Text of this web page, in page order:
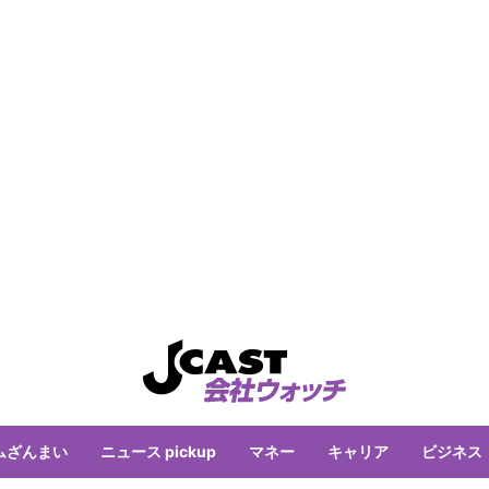
ざんまい ニュース pickup マネー キャリア ビジネス